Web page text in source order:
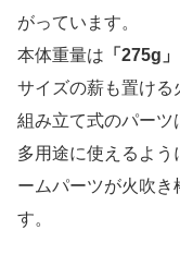
がっています。
本体重量は 「275g」
サイズの薪も置ける
組み立て式のパーツ
多用途に使えるよう
ームパーツが火吹
す。